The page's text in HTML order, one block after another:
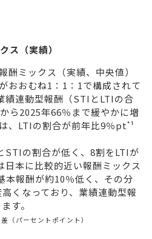
ス（実績）
ミックス（実績、中央値）
おおむね1：1：1で構成されて
績連動型報酬（STIとLTIの合
ら2025年66％まで緩やかに増
、LTIの割合が前年比9％pt*¹
STIの割合が低く、8割をLTIが
日本に比較的近い報酬ミックス
本報酬が約10％低く、その分
くなっており、業績連動型報
す。
（パーセントポイント）